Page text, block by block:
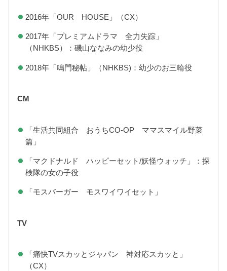
2016年「OUR HOUSE」（CX）
2017年「プレミアムドラマ 全力失踪」
（NHKBS）：磯山ななみの幼少役
2018年「鳴門秘帖」（NHKBS)：幼少のお三輪役
CM
「生活共同組合 おうちCO-OP ママスマイル野菜
篇」
「マクドナルド ハッピーセット/妖怪ウォッチ」：探
検隊の女の子役
「モスバーガー モスワイワイセット」
TV
「痛快TVスカッとジャパン 神対応スカッと」
（CX）